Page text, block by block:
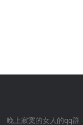
晚上寂寞的女人的qq群